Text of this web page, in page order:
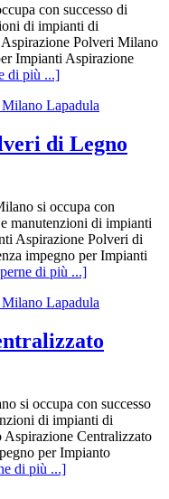
con successo di
di impianti di
Polveri Milano
Impianti Aspirazione
di più ...]
di Legno
si occupa con
manutenzioni di impianti
Aspirazione Polveri di
impegno per Impianti
di più ...]
si occupa con successo
di impianti di
Centralizzato
per Impianto
di più ...]